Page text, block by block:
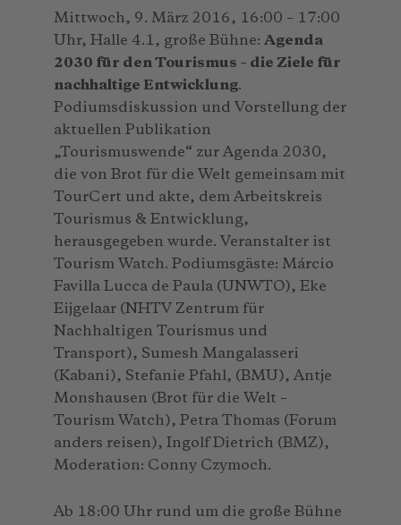
Mittwoch, 9. März 2016, 16:00 – 17:00
Uhr, Halle 4.1, große Bühne: Agenda
2030 für den Tourismus – die Ziele für
nachhaltige Entwicklung.
Podiumsdiskussion und Vorstellung der
aktuellen Publikation
„Tourismuswende“ zur Agenda 2030,
die von Brot für die Welt gemeinsam mit
TourCert und akte, dem Arbeitskreis
Tourismus & Entwicklung,
herausgegeben wurde. Veranstalter ist
Tourism Watch. Podiumsgäste: Márcio
Favilla Lucca de Paula (UNWTO), Eke
Eijgelaar (NHTV Zentrum für
Nachhaltigen Tourismus und
Transport), Sumesh Mangalasseri
(Kabani), Stefanie Pfahl, (BMU), Antje
Monshausen (Brot für die Welt –
Tourism Watch), Petra Thomas (Forum
anders reisen), Ingolf Dietrich (BMZ),
Moderation: Conny Czymoch.
Ab 18:00 Uhr rund um die große Bühne